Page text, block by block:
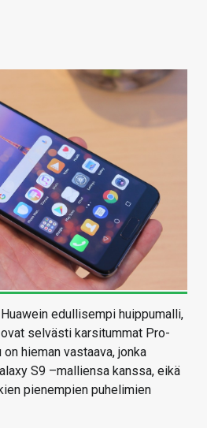
edullisempi huippumalli,
selvästi karsitummat Pro-
hieman vastaava, jonka
S9 –malliensa kanssa, eikä
pienempien puhelimien